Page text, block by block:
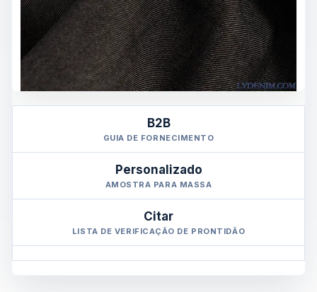
B2B
GUIA DE FORNECIMENTO
Personalizado
AMOSTRA PARA MASSA
Citar
LISTA DE VERIFICAÇÃO DE PRONTIDÃO